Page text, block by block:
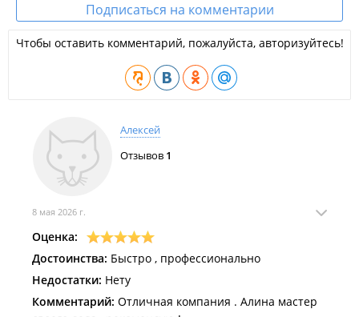
Подписаться на комментарии
Чтобы оставить комментарий, пожалуйста, авторизуйтесь!
Алексей
Отзывов 1
8 мая 2026 г.
Оценка:
Достоинства: Быстро , профессионально
Недостатки: Нету
Комментарий: Отличная компания . Алина мастер